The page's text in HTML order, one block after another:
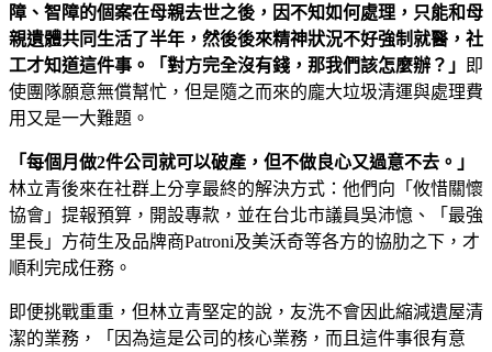
障、智障的個案在母親去世之後，因不知如何處理，只能和母
親遺體共同生活了半年，然後後來精神狀況不好強制就醫，社
工才知道這件事。「對方完全沒有錢，那我們該怎麼辦？」
即
使團隊願意無償幫忙，但是隨之而來的龐大垃圾清運與處理費
用又是一大難題。
「每個月做2件公司就可以破產，但不做良心又過意不去。」
林立青後來在社群上分享最終的解決方式：他們向「攸惜關懷
協會」提報預算，開設專款，並在台北市議員吳沛憶、「最強
里長」方荷生及品牌商Patroni及美沃奇等各方的協肋之下，才
順利完成任務。
即便挑戰重重，但林立青堅定的說，友洗不會因此縮減遺屋清
潔的業務，「因為這是公司的核心業務，而且這件事很有意